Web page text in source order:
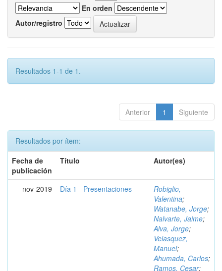
En orden
Autor/registro
Resultados 1-1 de 1.
Anterior 1 Siguiente
Resultados por ítem:
Fecha de
publicación
Título Autor(es)
nov-2019 Día 1 - Presentaciones
Robiglio,
Valentina;
Watanabe, Jorge;
Nalvarte, Jaime;
Alva, Jorge;
Velasquez,
Manuel;
Ahumada, Carlos;
Ramos, Cesar;